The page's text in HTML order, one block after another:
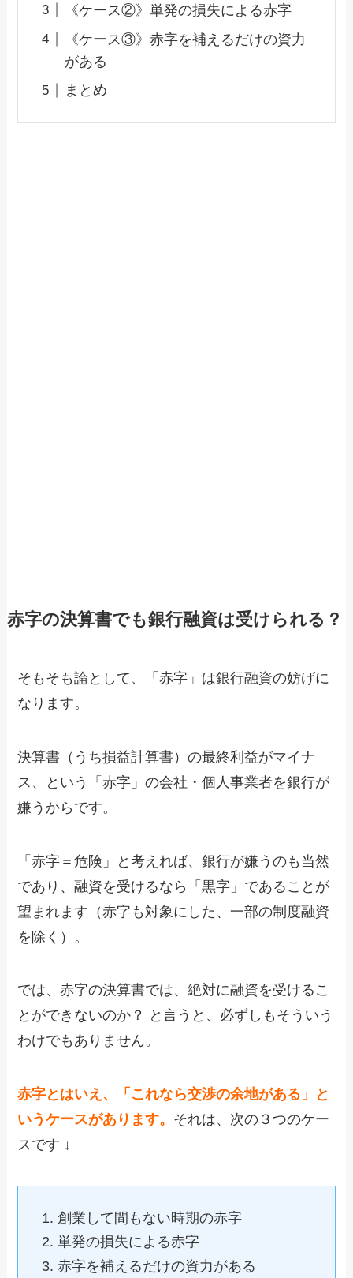
《ケース②》単発の損失による赤字
《ケース③》赤字を補えるだけの資力
がある
まとめ
赤字の決算書でも銀行融資は受けられる？
そもそも論として、「赤字」は銀行融資の妨げに
なります。
決算書（うち損益計算書）の最終利益がマイナ
ス、という「赤字」の会社・個人事業者を銀行が
嫌うからです。
「赤字＝危険」と考えれば、銀行が嫌うのも当然
であり、融資を受けるなら「黒字」であることが
望まれます（赤字も対象にした、一部の制度融資
を除く）。
では、赤字の決算書では、絶対に融資を受けるこ
とができないのか？ と言うと、必ずしもそういう
わけでもありません。
赤字とはいえ、「これなら交渉の余地がある」と
いうケースがあります。 それは、次の３つのケー
スです ↓
創業して間もない時期の赤字
単発の損失による赤字
赤字を補えるだけの資力がある